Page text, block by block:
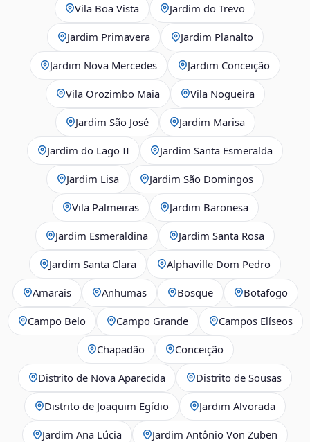
Vila Boa Vista Jardim do Trevo
Jardim Primavera Jardim Planalto
Jardim Nova Mercedes Jardim Conceição
Vila Orozimbo Maia Vila Nogueira
Jardim São José Jardim Marisa
Jardim do Lago II Jardim Santa Esmeralda
Jardim Lisa Jardim São Domingos
Vila Palmeiras Jardim Baronesa
Jardim Esmeraldina Jardim Santa Rosa
Jardim Santa Clara Alphaville Dom Pedro
Amarais Anhumas Bosque Botafogo
Campo Belo Campo Grande Campos Elíseos
Chapadão Conceição
Distrito de Nova Aparecida Distrito de Sousas
Distrito de Joaquim Egídio Jardim Alvorada
Jardim Ana Lúcia Jardim Antônio Von Zuben